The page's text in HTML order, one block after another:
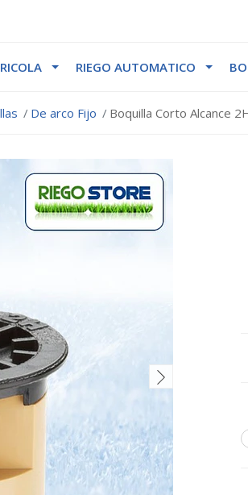
RIEGO AUTOMATICO
De arco Fijo Boquilla Corto Alcance